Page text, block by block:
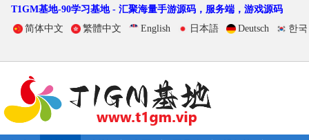
T1GM基地-90学习基地 - 汇聚海量手游源码，服务端，游戏源码
简体中文
繁體中文 English 日本語 Deutsch 한